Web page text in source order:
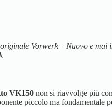
Vorwerk – Nuovo e mai
VK150 non si riavvolge più
piccolo ma fondamentale